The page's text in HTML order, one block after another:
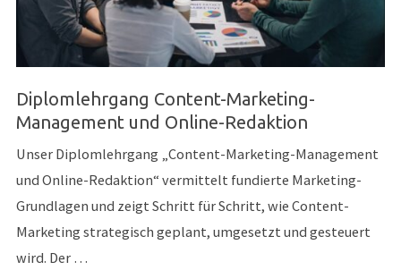
JOURNALIST:INNEN"
Diplomlehrgang Content-Marketing-
Management und Online-Redaktion
Unser Diplomlehrgang „Content-Marketing-Management
und Online-Redaktion“ vermittelt fundierte Marketing-
Grundlagen und zeigt Schritt für Schritt, wie Content-
Marketing strategisch geplant, umgesetzt und gesteuert
wird. Der …